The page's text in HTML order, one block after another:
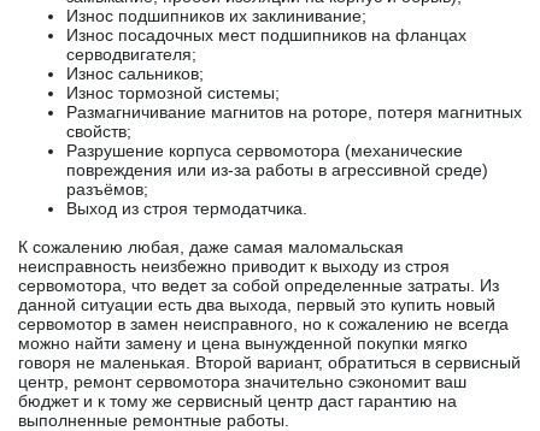
Износ подшипников их заклинивание;
Износ посадочных мест подшипников на фланцах
серводвигателя;
Износ сальников;
Износ тормозной системы;
Размагничивание магнитов на роторе, потеря магнитных
свойств;
Разрушение корпуса сервомотора (механические
повреждения или из-за работы в агрессивной среде)
разъёмов;
Выход из строя термодатчика.
К сожалению любая, даже самая маломальская
неисправность неизбежно приводит к выходу из строя
сервомотора, что ведет за собой определенные затраты. Из
данной ситуации есть два выхода, первый это купить новый
сервомотор в замен неисправного, но к сожалению не всегда
можно найти замену и цена вынужденной покупки мягко
говоря не маленькая. Второй вариант, обратиться в сервисный
центр, ремонт сервомотора значительно сэкономит ваш
бюджет и к тому же сервисный центр даст гарантию на
выполненные ремонтные работы.